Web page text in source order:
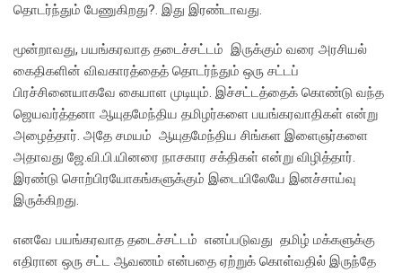
தொடர்ந்தும் பேணுகிறது?. இது இரண்டாவது.
மூன்றாவது, பயங்கரவாத தடைச்சட்டம் இருக்கும் வரை அரசியல்
கைதிகளின் விவகாரத்தைத் தொடர்ந்தும் ஒரு சட்டப்
பிரச்சினையாகவே கையாள முடியும். இச்சட்டத்தைக் கொண்டு வந்த
ஜெயவர்த்தனா ஆயுதமேந்திய தமிழர்களை பயங்கரவாதிகள் என்று
அழைத்தார். அதே சமயம் ஆயுதமேந்திய சிங்கள இளைஞர்களை
அதாவது ஜே.வி.பி.யினரை நாசகார சக்திகள் என்று விழித்தார்.
இரண்டு சொற்பிரயோகங்களுக்கும் இடையிலேயே இனச்சாய்வு
இருக்கிறது.
எனவே பயங்கரவாத தடைச்சட்டம் எனப்படுவது தமிழ் மக்களுக்கு
எதிரான ஒரு சட்ட ஆவணம் என்பதை ஏற்றுக் கொள்வதில் இருந்தே